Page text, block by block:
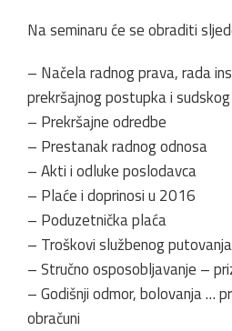
Na seminaru će se obraditi
– Načela radnog prava, rada
prekršajnog postupka i
– Prekršajne odredbe
– Prestanak radnog odnosa
– Akti i odluke poslodavca
– Plaće i doprinosi u 2016
– Poduzetnička plaća
– Troškovi službenog
– Stručno osposobljavanje –
– Godišnji odmor, bolovanja …
obračuni